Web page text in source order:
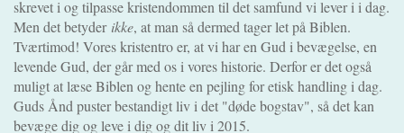
skrevet i og tilpasse kristendommen til det samfund vi lever i i dag.
Men det betyder ikke, at man så dermed tager let på Biblen.
Tværtimod! Vores kristentro er, at vi har en Gud i bevægelse, en
levende Gud, der går med os i vores historie. Derfor er det også
muligt at læse Biblen og hente en pejling for etisk handling i dag.
Guds Ånd puster bestandigt liv i det "døde bogstav", så det kan
bevæge dig og leve i dig og dit liv i 2015.